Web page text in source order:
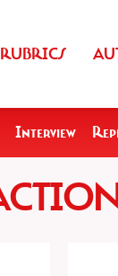
RUBRICS
Interview